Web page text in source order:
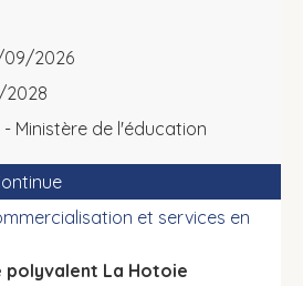
09/2026
Ministère de l'éducation
et services en
polyvalent La Hotoie